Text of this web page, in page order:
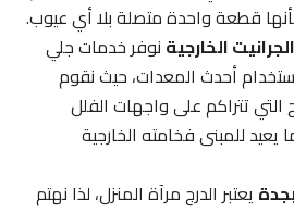
قطعة واحدة متصلة بلا أي عيوب.
الخارجيةنوفر خدمات جلي
أحدث المعدات، حيث نقوم
التي تتراكم على واجهات الفلل
للمبنى فخامته الخارجية
يعتبر الدرج مرآة المنزل، لذا نهتم